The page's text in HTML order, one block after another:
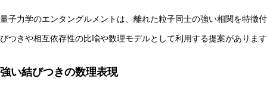
量子力学のエンタングルメントは、離れた粒子同士の強い相関を特徴
びつきや相互依存性の比喩や数理モデルとして利用する提案がありま
強い結びつきの数理表現